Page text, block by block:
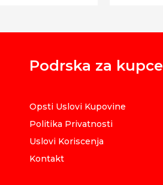
Podrska za kupce
Opsti Uslovi Kupovine
Politika Privatnosti
Uslovi Koriscenja
Kontakt